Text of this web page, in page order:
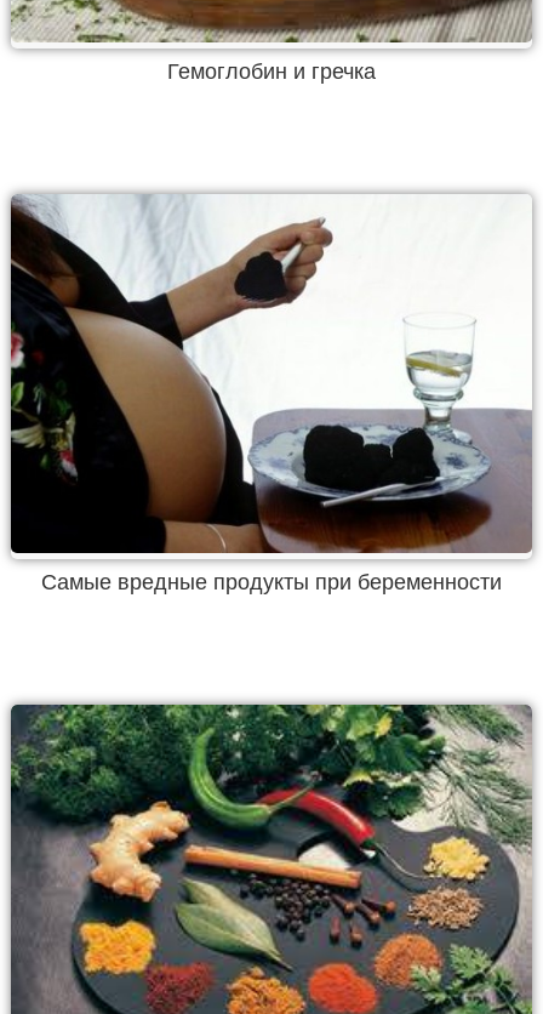
Гемоглобин и гречка
Самые вредные продукты при беременности